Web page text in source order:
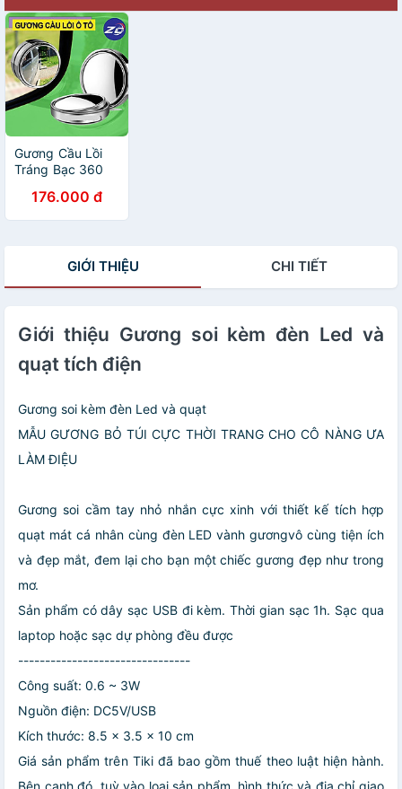
Gương Cầu Lồi
Tráng Bạc 360
Hiệu Quả để Xóa
Bỏ Điểm Mù Trên
176.000 đ
GIỚI THIỆU CHI TIẾT
Giới thiệu Gương soi kèm đèn Led và
quạt tích điện
Gương soi kèm đèn Led và quạt
MẪU GƯƠNG BỎ TÚI CỰC THỜI TRANG CHO CÔ NÀNG ƯA
LÀM ĐIỆU
Gương soi cầm tay nhỏ nhắn cực xinh với thiết kế tích hợp
quạt mát cá nhân cùng đèn LED vành gươngvô cùng tiện ích
và đẹp mắt, đem lại cho bạn một chiếc gương đẹp như trong
mơ.
Sản phẩm có dây sạc USB đi kèm. Thời gian sạc 1h. Sạc qua
laptop hoặc sạc dự phòng đều được
--------------------------------
Công suất: 0.6 ~ 3W
Nguồn điện: DC5V/USB
Kích thước: 8.5 x 3.5 x 10 cm
Giá sản phẩm trên Tiki đã bao gồm thuế theo luật hiện hành.
Bên cạnh đó, tuỳ vào loại sản phẩm, hình thức và địa chỉ giao